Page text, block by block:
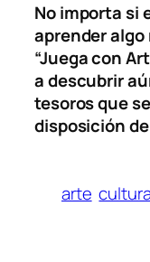
No importa si
aprender algo
“Juega con
a descubrir
tesoros que
disposición
arte cultura